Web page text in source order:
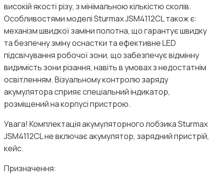
високій якості різу, з мінімальною кількістю сколів.
Особливостями моделі Sturmax JSM4112CL також є:
механізм швидкої заміни полотна, що гарантує швидку
та безпечну зміну оснастки та ефективне LED
підсвічування робочої зони, що забезпечує відмінну
видимість зони різання, навіть в умовах з недостатнім
освітленням. Візуальному контролю заряду
акумулятора сприяє спеціальний індикатор,
розміщений на корпусі пристрою.
Увага! Комплектація акумуляторного лобзика Sturmax
JSM4112CL не включає акумулятор, зарядний пристрій,
кейс.
Призначення: